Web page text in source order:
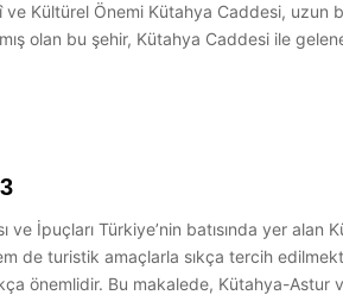
ve Kültürel Önemi Kütahya Caddesi, uzun
olan bu şehir, Kütahya Caddesi ile
İpuçları Türkiye’nin batısında yer
de turistik amaçlarla sıkça tercih
önemlidir. Bu makalede, Kütahya-